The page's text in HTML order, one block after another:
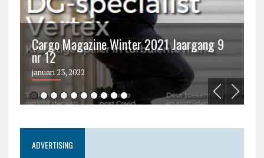
Cargo Magazine Winter 2021 Jaargang 9
nr 12
januari 23, 2022
ADVERTISING